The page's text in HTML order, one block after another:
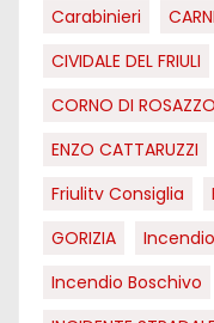
Carabinieri
CIVIDALE DEL FRIULI
CORNO DI ROSAZZO
ENZO CATTARUZZI
Friulitv Consiglia
GORIZIA
Incendio
Incendio Boschivo